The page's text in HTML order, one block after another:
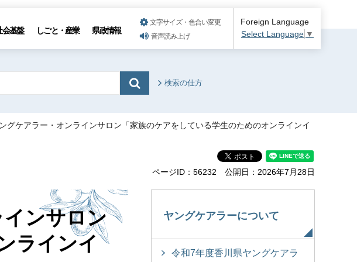
会基盤 しごと・産業 県政情報
文字サイズ・色合い変更
音声読み上げ
Foreign Language
Select Language ▼
検索の仕方
グケアラー・オンラインサロン「家族のケアをしている学生のためのオンラインイ
ページID：56232 公開日：2026年7月28日
ンサロン
ラインイ
ヤングケアラーについて
令和7年度香川県ヤングケアラ